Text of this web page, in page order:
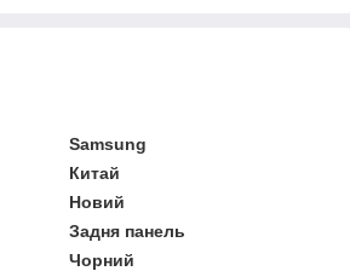
Samsung
Китай
Новий
Задня панель
Чорний